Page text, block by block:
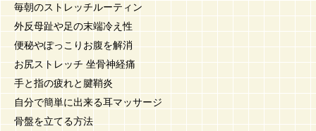
毎朝のストレッチルーティン
外反母趾や足の末端冷え性
便秘やぽっこりお腹を解消
お尻ストレッチ 坐骨神経痛
手と指の疲れと腱鞘炎
自分で簡単に出来る耳マッサージ
骨盤を立てる方法